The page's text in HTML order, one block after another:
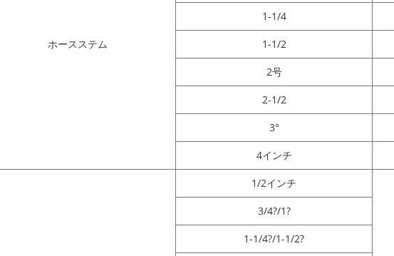
ホースステム
1-1/4
1-1/2
2号
2-1/2
3°
4インチ
1/2インチ
3/4?/1?
1-1/4?/1-1/2?